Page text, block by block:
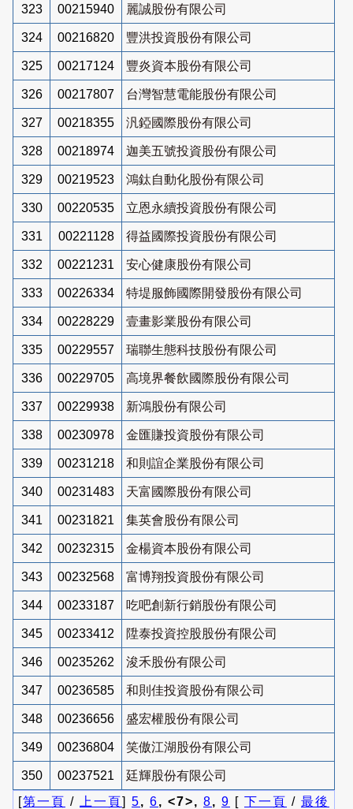
323 00215940 麗誠股份有限公司
324 00216820 豐洪投資股份有限公司
325 00217124 豐炎資本股份有限公司
326 00217807 台灣智慧電能股份有限公司
327 00218355 汎錏國際股份有限公司
328 00218974 迦美五號投資股份有限公司
329 00219523 鴻鈦自動化股份有限公司
330 00220535 立恩永續投資股份有限公司
331 00221128 得益國際投資股份有限公司
332 00221231 安心健康股份有限公司
333 00226334 特堤服飾國際開發股份有限公司
334 00228229 壹畫影業股份有限公司
335 00229557 瑞聯生態科技股份有限公司
336 00229705 高境界餐飲國際股份有限公司
337 00229938 新鴻股份有限公司
338 00230978 金匯賺投資股份有限公司
339 00231218 和則誼企業股份有限公司
340 00231483 天富國際股份有限公司
341 00231821 集英會股份有限公司
342 00232315 金楊資本股份有限公司
343 00232568 富博翔投資股份有限公司
344 00233187 吃吧創新行銷股份有限公司
345 00233412 陞泰投資控股股份有限公司
346 00235262 浚禾股份有限公司
347 00236585 和則佳投資股份有限公司
348 00236656 盛宏權股份有限公司
349 00236804 笑傲江湖股份有限公司
350 00237521
廷輝股份有限公司
[第一頁 / 上一頁] 5, 6, <7>, 8, 9 [ 下一頁 / 最後